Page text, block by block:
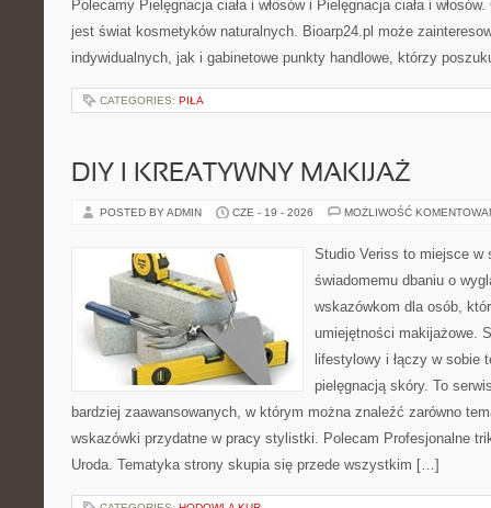
Polecamy Pielęgnacja ciała i włosów i Pielęgnacja ciała i
jest świat kosmetyków naturalnych. Bioarp24.pl może
indywidualnych, jak i gabinetowe punkty handlowe, którzy
CATEGORIES: PIŁA
DIY I KREATYWNY MAKIJAŻ
POSTED BY ADMIN CZE - 19 - 2026 MOŻLIWOŚĆ
Studio Veriss to miejsce w
świadomemu dbaniu o
wskazówkom dla osób,
umiejętności makijażowe.
lifestylowy i łączy w sobie
pielęgnacją skóry. To
bardziej zaawansowanych, w którym można znaleźć zarówno
wskazówki przydatne w pracy stylistki. Polecam Profesjonalne
Uroda. Tematyka strony skupia się przede wszystkim […]